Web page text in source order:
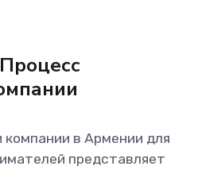
компании в Армении для
представляет